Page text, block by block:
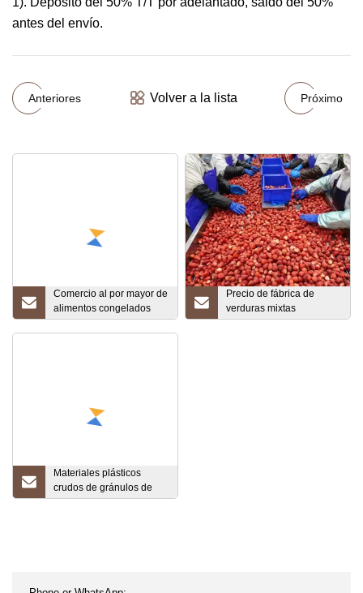
antes del envío.
Anteriores Volver a la lista Próximo
Comercio al por mayor de
alimentos congelados
para perros para hornear
Precio de fábrica de
verduras mixtas
congeladas con un
Materiales plásticos
crudos de gránulos de
LDPE que se venden